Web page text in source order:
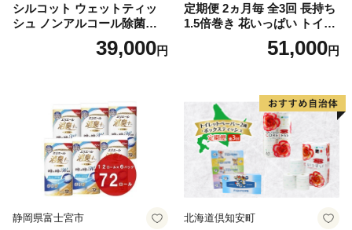
シルコット ウェットティッ
シュ ノンアルコール除菌詰
替（43枚×3P）×24袋 日用品
おもちゃ 拭き取り 手拭き 外
39,000円
定期便 2ヵ月毎 全3回 長持ち
1.5倍巻き 花いっぱい トイレ
ットペーパー ダブル 45ｍ 計
72ロール 全18種 花柄 プリン
ー 消耗品 備蓄 送料無料 北海
道 倶知安町 日用品
51,000円
静岡県富士宮市 北海道倶知安町